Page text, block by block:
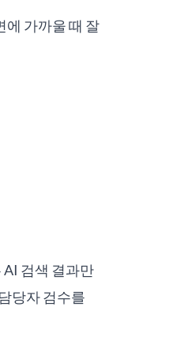
에 가까울 때 잘
AI 검색 결과만
당자 검수를